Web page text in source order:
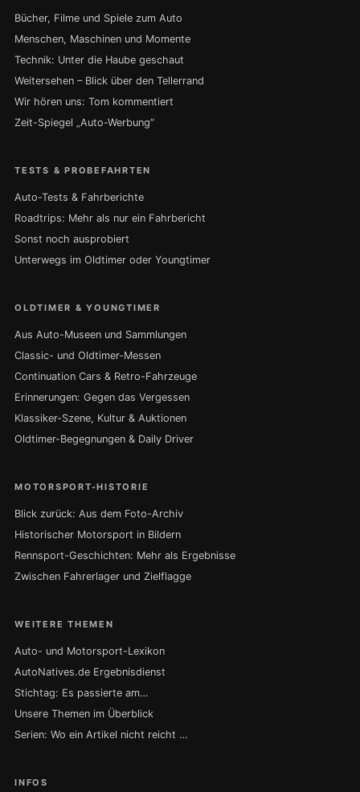
Bücher, Filme und Spiele zum Auto
Menschen, Maschinen und Momente
Technik: Unter die Haube geschaut
Weitersehen – Blick über den Tellerrand
Wir hören uns: Tom kommentiert
Zeit-Spiegel „Auto-Werbung“
TESTS & PROBEFAHRTEN
Auto-Tests & Fahrberichte
Roadtrips: Mehr als nur ein Fahrbericht
Sonst noch ausprobiert
Unterwegs im Oldtimer oder Youngtimer
OLDTIMER & YOUNGTIMER
Aus Auto-Museen und Sammlungen
Classic- und Oldtimer-Messen
Continuation Cars & Retro-Fahrzeuge
Erinnerungen: Gegen das Vergessen
Klassiker-Szene, Kultur & Auktionen
Oldtimer-Begegnungen & Daily Driver
MOTORSPORT-HISTORIE
Blick zurück: Aus dem Foto-Archiv
Historischer Motorsport in Bildern
Rennsport-Geschichten: Mehr als Ergebnisse
Zwischen Fahrerlager und Zielflagge
WEITERE THEMEN
Auto- und Motorsport-Lexikon
AutoNatives.de Ergebnisdienst
Stichtag: Es passierte am…
Unsere Themen im Überblick
Serien: Wo ein Artikel nicht reicht …
INFOS